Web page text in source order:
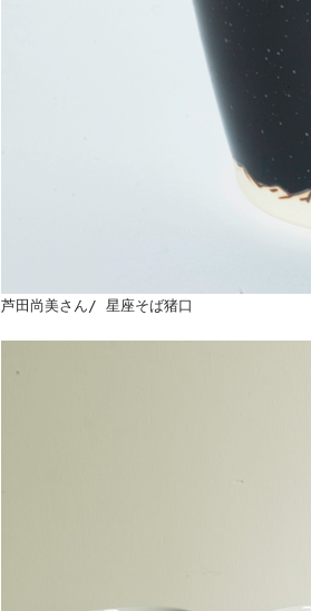
芦田尚美さん/ 星座そば猪口